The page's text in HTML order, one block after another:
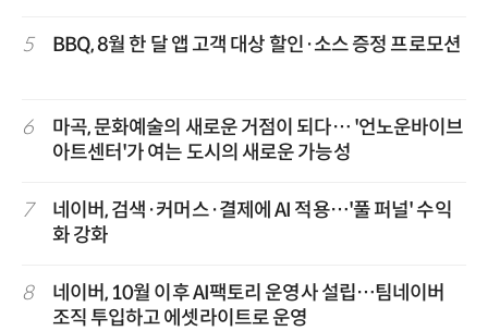
5 BBQ, 8월 한 달 앱 고객 대상 할인·소스 증정 프로모션
6
마곡, 문화예술의 새로운 거점이 되다… '언노운바이브
아트센터'가 여는 도시의 새로운 가능성
7
네이버, 검색·커머스·결제에 AI 적용…'풀 퍼널' 수익
화 강화
8
네이버, 10월 이후 AI팩토리 운영사 설립…팀네이버
조직 투입하고 에셋라이트로 운영